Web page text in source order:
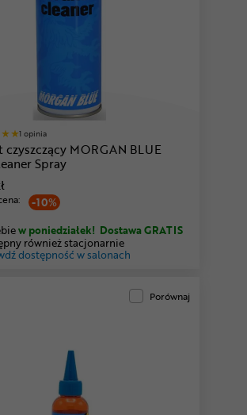
1 opinia
czyszczący MORGAN BLUE
Spray
-10%
w poniedziałek! Dostawa GRATIS
również stacjonarnie
dostępność w salonach
Porównaj